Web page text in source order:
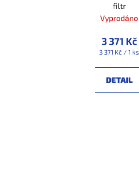
filtr
Vyprodáno
3 371 Kč
Měrná
3 371 Kč / 1 ks
DETAIL